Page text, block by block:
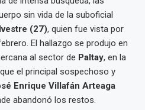
sin vida de la suboficial
(27), quien fue vista por
El hallazgo se produjo en
al sector de Paltay, en la
el principal sospechoso y
Enrique Villafán Arteaga
abandonó los restos.